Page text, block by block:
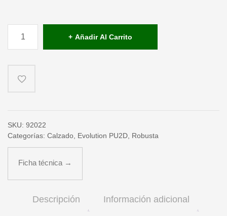
(S3+SRC)
Añadir Al Carrito
SKU: 92022
Categorías: Calzado Evolution PU2D Robusta
Ficha técnica →
Descripción Información adicional